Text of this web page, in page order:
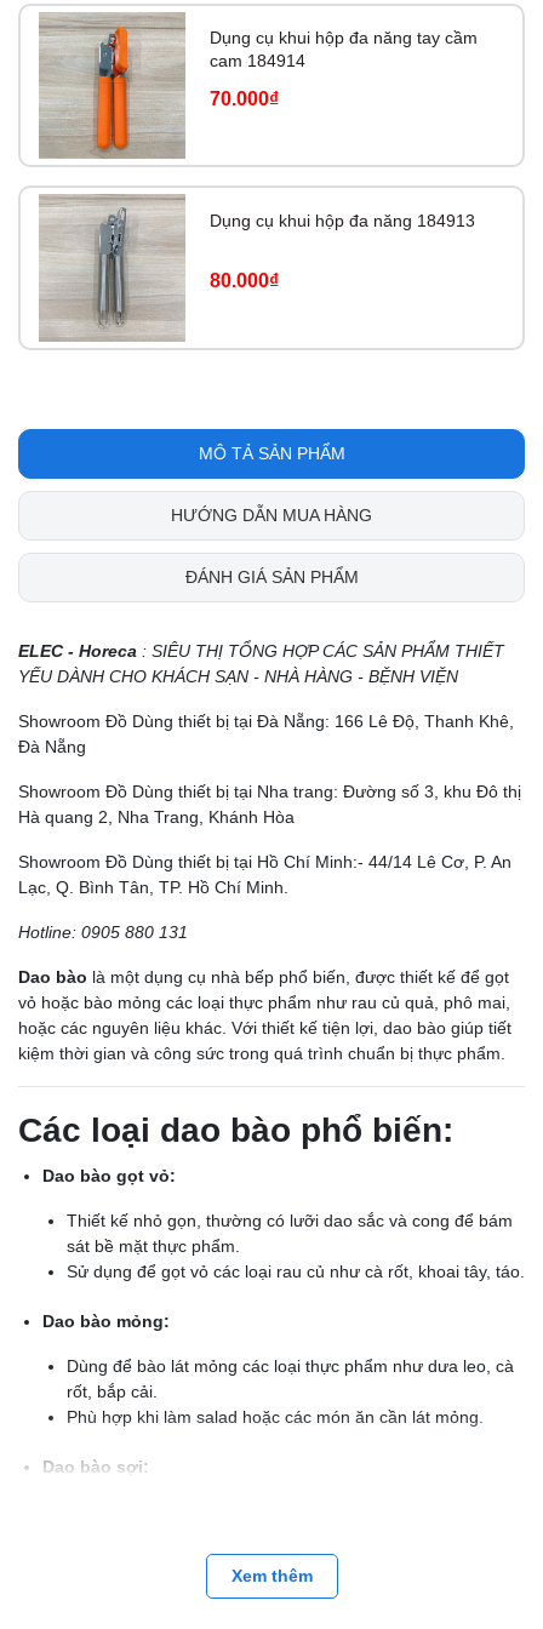
Dụng cụ khui hộp đa năng tay cầm
cam 184914
70.000₫
Dụng cụ khui hộp đa năng 184913
80.000₫
MÔ TẢ SẢN PHẨM
HƯỚNG DẪN MUA HÀNG
ĐÁNH GIÁ SẢN PHẨM
ELEC - Horeca : SIÊU THỊ TỔNG HỢP CÁC SẢN PHẨM THIẾT
YẾU DÀNH CHO KHÁCH SẠN - NHÀ HÀNG - BỆNH VIỆN
Showroom Đồ Dùng thiết bị tại Đà Nẵng: 166 Lê Độ, Thanh Khê,
Đà Nẵng
Showroom Đồ Dùng thiết bị tại Nha trang: Đường số 3, khu Đô thị
Hà quang 2, Nha Trang, Khánh Hòa
Showroom Đồ Dùng thiết bị tại Hồ Chí Minh:- 44/14 Lê Cơ, P. An
Lạc, Q. Bình Tân, TP. Hồ Chí Minh.
Hotline: 0905 880 131
Dao bào là một dụng cụ nhà bếp phổ biến, được thiết kế để gọt
vỏ hoặc bào mỏng các loại thực phẩm như rau củ quả, phô mai,
hoặc các nguyên liệu khác. Với thiết kế tiện lợi, dao bào giúp tiết
kiệm thời gian và công sức trong quá trình chuẩn bị thực phẩm.
Các loại dao bào phổ biến:
Dao bào gọt vỏ:
Thiết kế nhỏ gọn, thường có lưỡi dao sắc và cong để bám
sát bề mặt thực phẩm.
Sử dụng để gọt vỏ các loại rau củ như cà rốt, khoai tây, táo.
Dao bào mỏng:
Dùng để bào lát mỏng các loại thực phẩm như dưa leo, cà
rốt, bắp cải.
Phù hợp khi làm salad hoặc các món ăn cần lát mỏng.
Dao bào sợi:
Xem thêm